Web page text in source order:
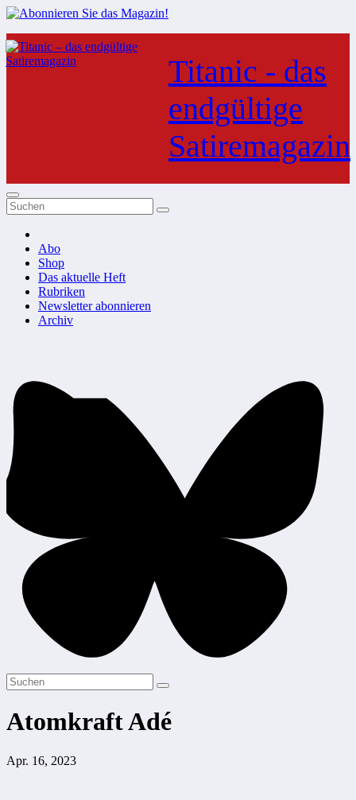
Zum
Inhalt
springen
Titanic - das
endgültige
Satiremagazin
Abo
Shop
Das aktuelle Heft
Rubriken
Newsletter abonnieren
Archiv
Atomkraft Adé
Apr. 16, 2023